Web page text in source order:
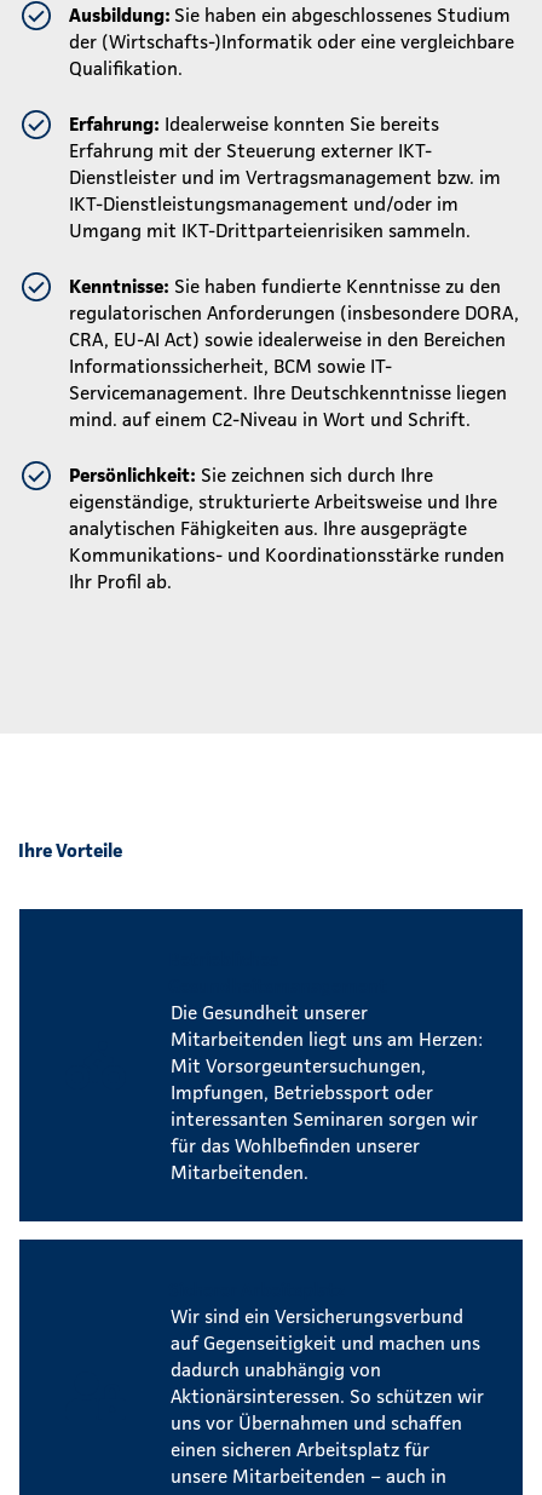
Ausbildung: Sie haben ein abgeschlossenes Studium
der (Wirtschafts-)Informatik oder eine vergleichbare
Qualifikation.
Erfahrung: Idealerweise konnten Sie bereits
Erfahrung mit der Steuerung externer IKT-
Dienstleister und im Vertragsmanagement bzw. im
IKT-Dienstleistungsmanagement und/oder im
Umgang mit IKT-Drittparteienrisiken sammeln.
Kenntnisse: Sie haben fundierte Kenntnisse zu den
regulatorischen Anforderungen (insbesondere DORA,
CRA, EU-AI Act) sowie idealerweise in den Bereichen
Informationssicherheit, BCM sowie IT-
Servicemanagement. Ihre Deutschkenntnisse liegen
mind. auf einem C2-Niveau in Wort und Schrift.
Persönlichkeit: Sie zeichnen sich durch Ihre
eigenständige, strukturierte Arbeitsweise und Ihre
analytischen Fähigkeiten aus. Ihre ausgeprägte
Kommunikations- und Koordinationsstärke runden
Ihr Profil ab.
Ihre Vorteile
Die Gesundheit unserer
Mitarbeitenden liegt uns am Herzen:
Mit Vorsorgeuntersuchungen,
Impfungen, Betriebssport oder
interessanten Seminaren sorgen wir
für das Wohlbefinden unserer
Mitarbeitenden.
Wir sind ein Versicherungsverbund
auf Gegenseitigkeit und machen uns
dadurch unabhängig von
Aktionärsinteressen. So schützen wir
uns vor Übernahmen und schaffen
einen sicheren Arbeitsplatz für
unsere Mitarbeitenden – auch in